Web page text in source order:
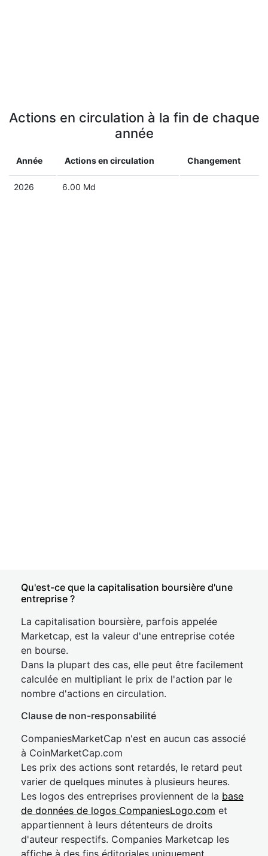
Actions en circulation à la fin de chaque
année
Année Actions en circulation Changement
2026 6.00 Md
Qu'est-ce que la capitalisation boursière d'une
entreprise ?
La capitalisation boursière, parfois appelée
Marketcap, est la valeur d'une entreprise cotée
en bourse.
Dans la plupart des cas, elle peut être facilement
calculée en multipliant le prix de l'action par le
nombre d'actions en circulation.
Clause de non-responsabilité
CompaniesMarketCap n'est en aucun cas associé
à CoinMarketCap.com
Les prix des actions sont retardés, le retard peut
varier de quelques minutes à plusieurs heures.
Les logos des entreprises proviennent de la base
de données de logos CompaniesLogo.com et
appartiennent à leurs détenteurs de droits
d'auteur respectifs. Companies Marketcap les
affiche à des fins éditoriales uniquement.